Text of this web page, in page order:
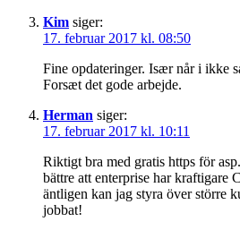
Kim siger:
17. februar 2017 kl. 08:50
Fine opdateringer. Især når i ikke
Forsæt det gode arbejde.
Herman siger:
17. februar 2017 kl. 10:11
Riktigt bra med gratis https för
bättre att enterprise har kraftigare
äntligen kan jag styra över större
jobbat!